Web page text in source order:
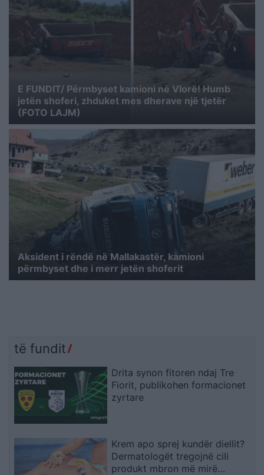
E FUNDIT/ Përmbyset kamioni në Vlorë! Humb
jetën shoferi, zhduket mes dherave një tjetër
(FOTO LAJM)
Aksident i rëndë në Mallakastër, kamioni
përmbyset dhe i merr jetën shoferit
të fundit
Drita synon fitoren ndaj Tre
Fiorit, publikohen formacionet
zyrtare
Krem apo sprej kundër diellit?
Dermatologët tregojnë cili
produkt mbron më mirë